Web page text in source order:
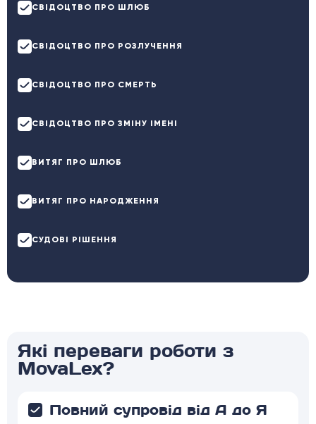
СВІДОЦТВО ПРО ШЛЮБ
СВІДОЦТВО ПРО РОЗЛУЧЕННЯ
СВІДОЦТВО ПРО СМЕРТЬ
СВІДОЦТВО ПРО ЗМІНУ ІМЕНІ
ВИТЯГ ПРО ШЛЮБ
ВИТЯГ ПРО НАРОДЖЕННЯ
СУДОВІ РІШЕННЯ
Які переваги роботи з
MovaLex?
Повний супровід від А до Я